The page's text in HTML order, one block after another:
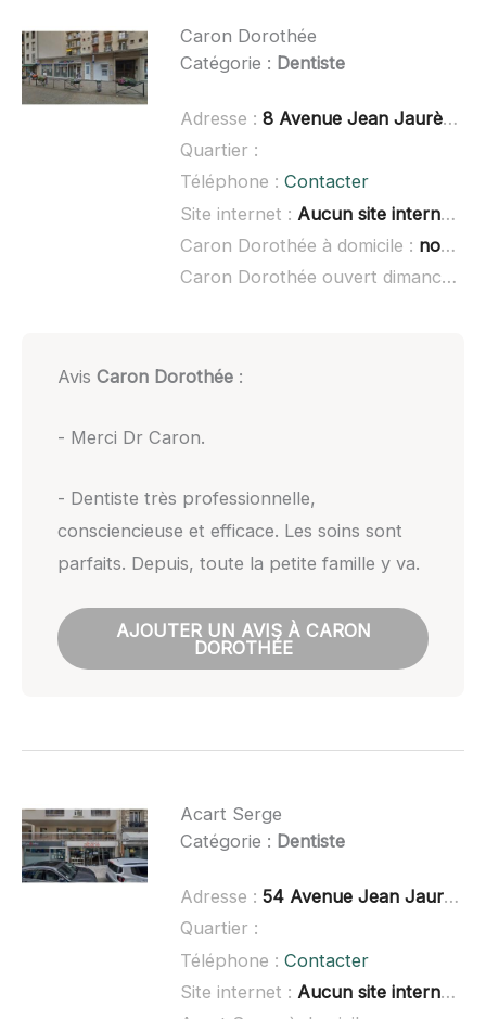
Caron Dorothée
Catégorie : Dentiste
Adresse : 8 Avenue Jean Jaurès, 92140 Clamart
Quartier :
Téléphone : Contacter
Site internet : Aucun site internet connu
Caron Dorothée à domicile : non renseigné
Caron Dorothée ouvert dimanche :
Avis Caron Dorothée:
- Merci Dr Caron.
- Dentiste très professionnelle,
consciencieuse et efficace. Les soins sont
parfaits. Depuis, toute la petite famille y va.
AJOUTER UN AVIS À CARON
DOROTHÉE
Acart Serge
Catégorie : Dentiste
Adresse : 54 Avenue Jean Jaurès, 92140 Clamart
Quartier :
Téléphone : Contacter
Site internet : Aucun site internet connu